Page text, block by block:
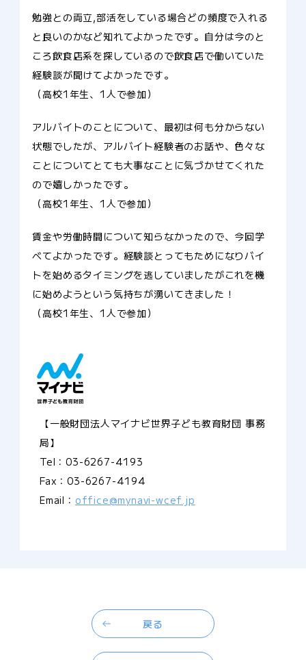
勉強との両立,部活をしている場合どの頻度で入れる
と良いのかなど知れてよかったです。自分は今のと
ころ飲食店系を探しているので飲食店で働いていた
経験談が聞けてよかったです。
（高校1年生、1人で参加）
アルバイトのことについて、最初は何も分からない
状態でしたが、アルバイト経験者のお話や、色々な
ことについてとても大事なことに気づかせてくれた
ので嬉しかったです。
（高校1年生、1人で参加）
賃金や労働時間について知らなかったので、今回学
べてよかったです。経験談とってもためになりバイ
トを始めるタイミングを逃していましたがこれを機
に始めようという気持ちが湧いてきました！
（高校1年生、1人で参加）
【一般財団法人マイナビ世界子ども教育財団 事務
局】
Tel：03-6267-4193
Fax：03-6267-4194
Email： office@mynavi-wcef.jp
戻る